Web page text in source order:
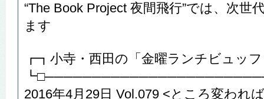
“The Book Project 夜間飛行”では、次世
ます
┏┓小寺・西田の「金曜ランチビュッ
2016年4月29日 Vol.079 <ところ変われ